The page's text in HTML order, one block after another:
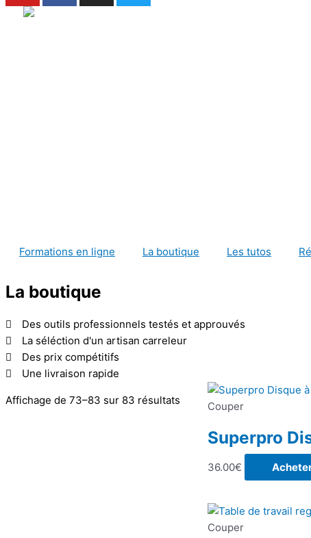
Formations en ligne La boutique Les tutos
La boutique
Des outils professionnels testés et approuvés
La séléction d'un artisan carreleur
Des prix compétitifs
Une livraison rapide
Affichage de 73–83 sur 83 résultats Couper
Superpro
36.00€
Couper